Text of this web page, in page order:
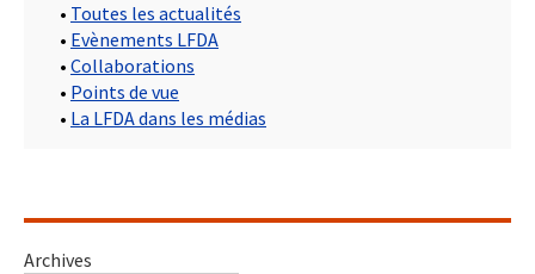
• Toutes les actualités
• Evènements LFDA
• Collaborations
• Points de vue
• La LFDA dans les médias
Archives